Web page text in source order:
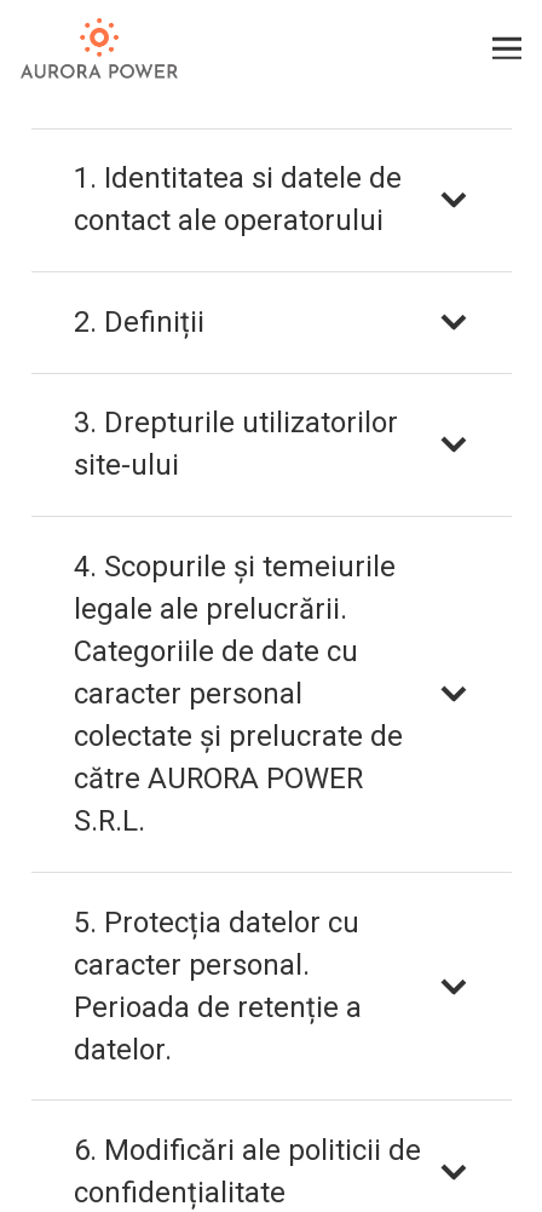
1. Identitatea si datele de
contact ale operatorului
2. Definiții
3. Drepturile utilizatorilor
site-ului
4. Scopurile și temeiurile
legale ale prelucrării.
Categoriile de date cu
caracter personal
colectate și prelucrate de
către AURORA POWER
S.R.L.
5. Protecția datelor cu
caracter personal.
Perioada de retenție a
datelor.
6. Modificări ale politicii de
confidențialitate